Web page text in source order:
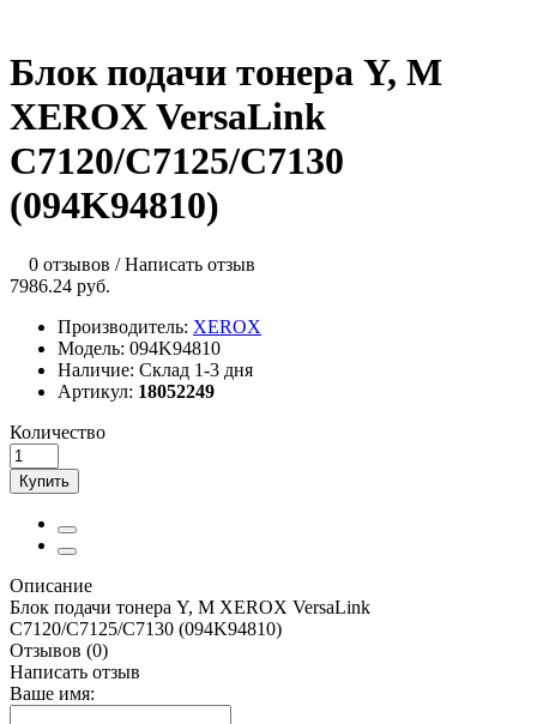
Блок подачи тонера Y, M
XEROX VersaLink
C7120/C7125/C7130
(094K94810)
0 отзывов /Написать отзыв
7986.24 руб.
Производитель: XEROX
Модель: 094K94810
Наличие: Склад 1-3 дня
Артикул: 18052249
Количество
Купить
Описание
Блок подачи тонера Y, M XEROX VersaLink
C7120/C7125/C7130 (094K94810)
Отзывов (0)
Написать отзыв
Ваше имя: